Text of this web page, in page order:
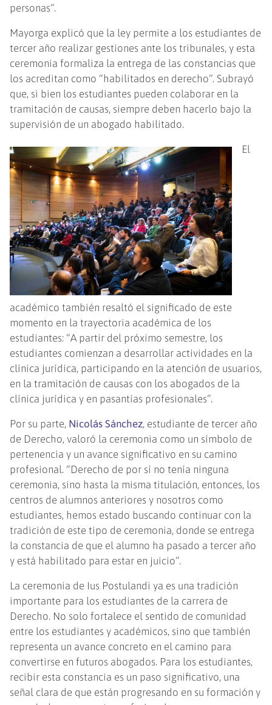
personas”.
Mayorga explicó que la ley permite a los estudiantes de
tercer año realizar gestiones ante los tribunales, y esta
ceremonia formaliza la entrega de las constancias que
los acreditan como “habilitados en derecho”. Subrayó
que, si bien los estudiantes pueden colaborar en la
tramitación de causas, siempre deben hacerlo bajo la
supervisión de un abogado habilitado.
El
académico también resaltó el significado de este
momento en la trayectoria académica de los
estudiantes: “A partir del próximo semestre, los
estudiantes comienzan a desarrollar actividades en la
clínica jurídica, participando en la atención de usuarios,
en la tramitación de causas con los abogados de la
clínica jurídica y en pasantías profesionales”.
Por su parte, Nicolás Sánchez, estudiante de tercer año
de Derecho, valoró la ceremonia como un símbolo de
pertenencia y un avance significativo en su camino
profesional. “Derecho de por sí no tenía ninguna
ceremonia, sino hasta la misma titulación, entonces, los
centros de alumnos anteriores y nosotros como
estudiantes, hemos estado buscando continuar con la
tradición de este tipo de ceremonia, donde se entrega
la constancia de que el alumno ha pasado a tercer año
y está habilitado para estar en juicio”.
La ceremonia de Ius Postulandi ya es una tradición
importante para los estudiantes de la carrera de
Derecho. No solo fortalece el sentido de comunidad
entre los estudiantes y académicos, sino que también
representa un avance concreto en el camino para
convertirse en futuros abogados. Para los estudiantes,
recibir esta constancia es un paso significativo, una
señal clara de que están progresando en su formación y